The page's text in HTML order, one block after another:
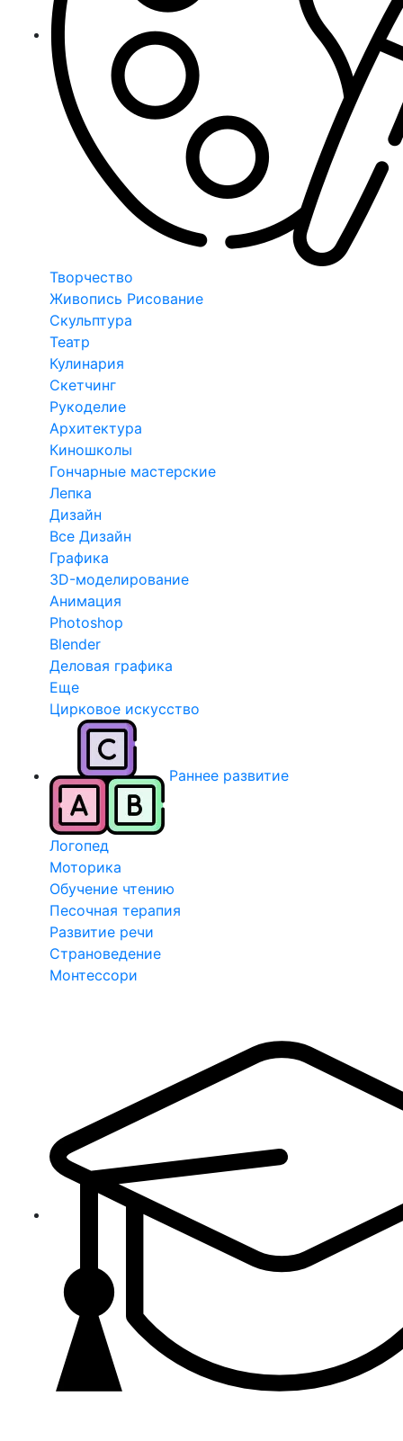
Творчество
Живопись Рисование
Скульптура
Театр
Кулинария
Скетчинг
Рукоделие
Архитектура
Киношколы
Гончарные мастерские
Лепка
Дизайн
Все Дизайн
Графика
3D-моделирование
Анимация
Photoshop
Blender
Деловая графика
Еще
Цирковое искусство
Раннее развитие
Логопед
Моторика
Обучение чтению
Песочная терапия
Развитие речи
Страноведение
Монтессори